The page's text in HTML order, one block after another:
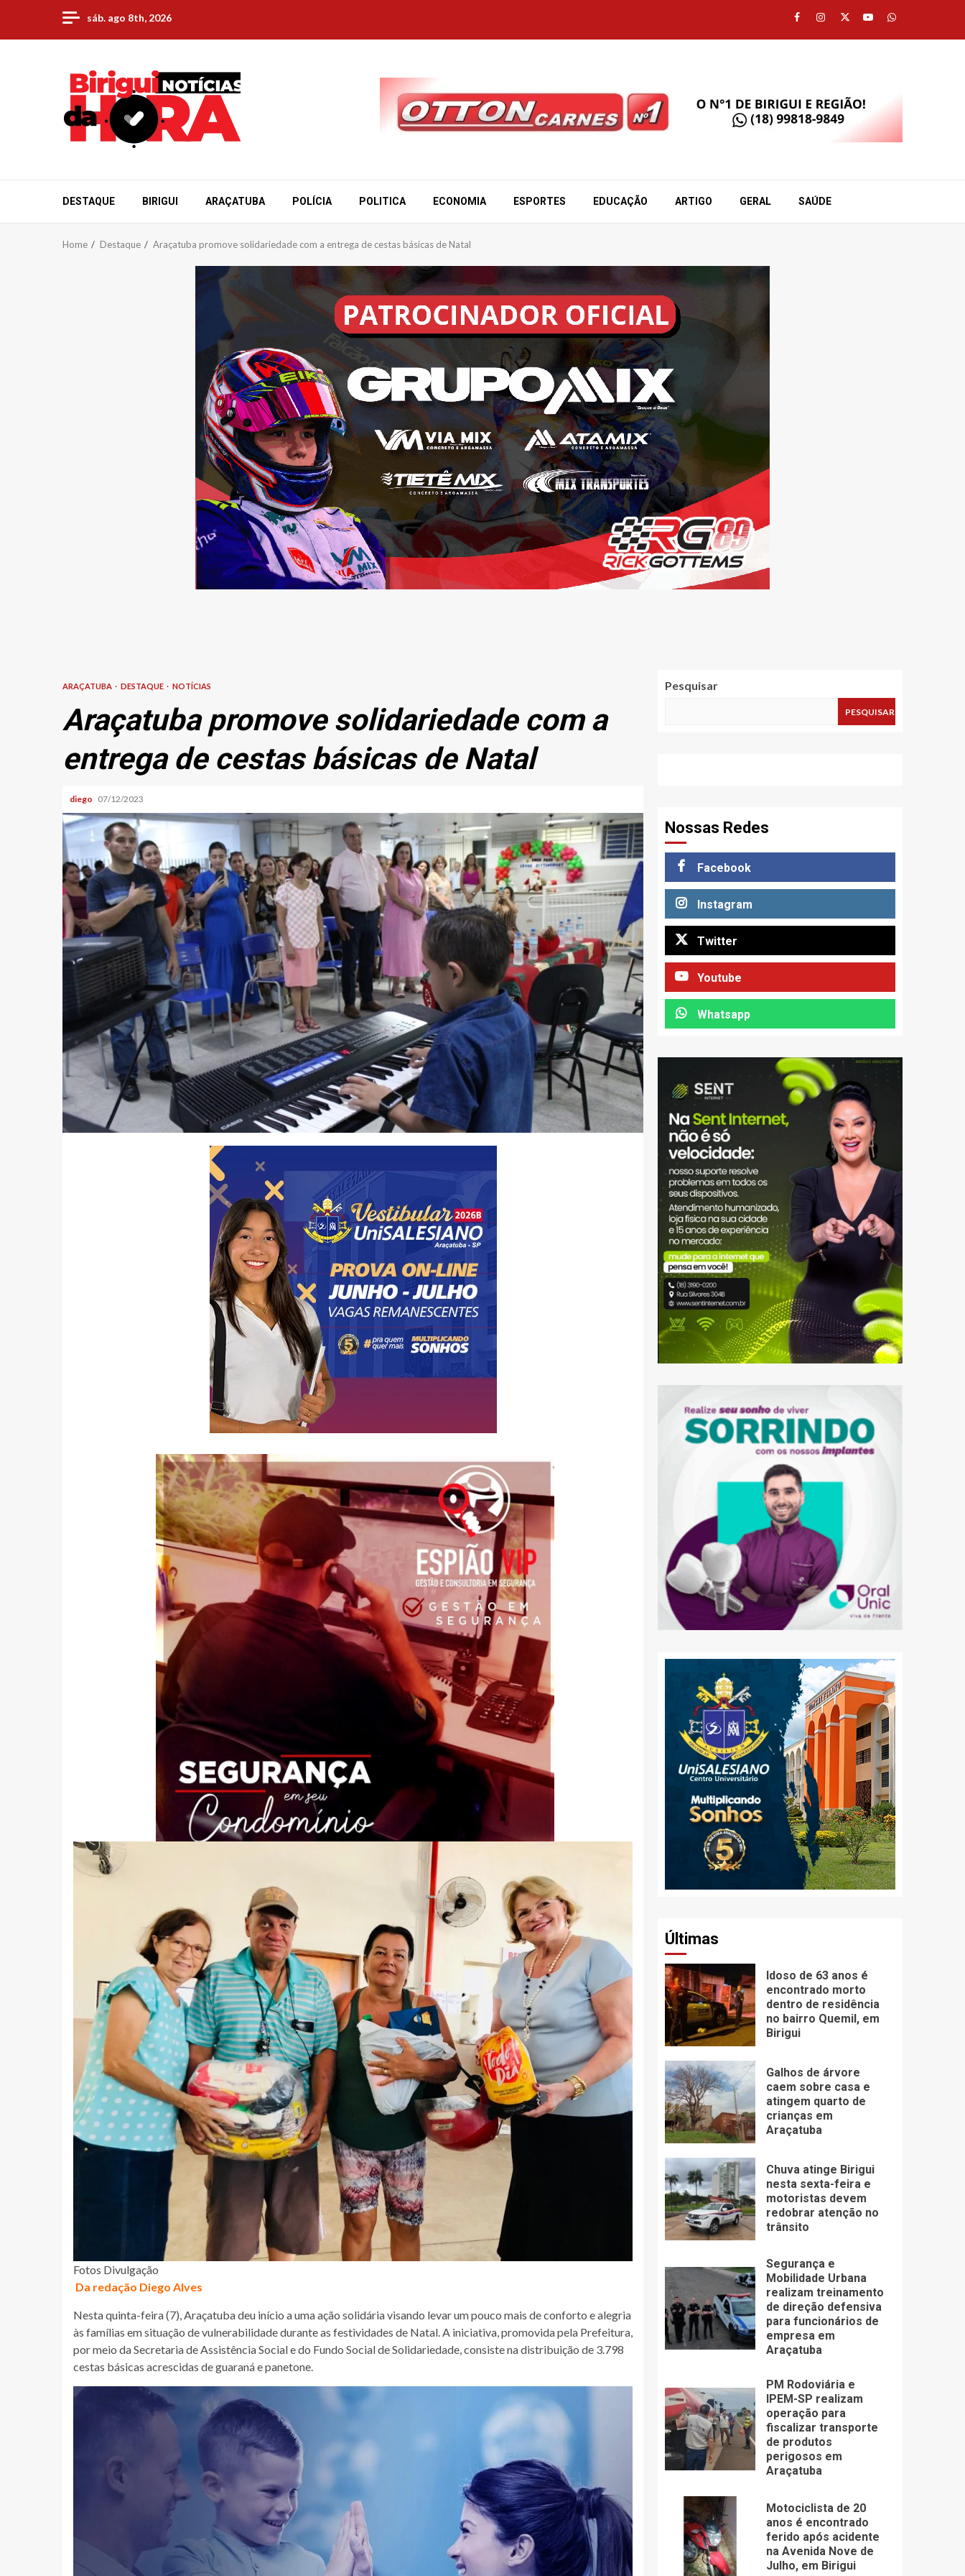
content
sáb. ago 8th, 2026 Facebook
Instagram
TwitterYoutubeWhatsapp
DESTAQUE BIRIGUI ARAÇATUBA POLÍCIA POLITICA ECONOMIA ESPORTES EDUCAÇÃO ARTIGO GERAL SAÚDE
Home Destaque Araçatuba promove solidariedade com a entrega de cestas básicas de Natal
ARAÇATUBA DESTAQUE NOTÍCIAS
Araçatuba promove solidariedade com a
entrega de cestas básicas de Natal
diego 07/12/2023
Fotos Divulgação
Da redação Diego Alves
Nesta quinta-feira (7), Araçatuba deu início a uma ação solidária visando levar um pouco mais de conforto e alegria
às famílias em situação de vulnerabilidade durante as festividades de Natal. A iniciativa, promovida pela Prefeitura,
por meio da Secretaria de Assistência Social e do Fundo Social de Solidariedade, consiste na distribuição de 3.798
cestas básicas acrescidas de guaraná e panetone.
Pesquisar
PESQUISAR
Nossas Redes
Facebook
Instagram
Twitter
Youtube
Whatsapp
Últimas
Idoso de 63 anos é
encontrado morto
dentro de residência
no bairro Quemil, em
Birigui
Galhos de árvore
caem sobre casa e
atingem quarto de
crianças em
Araçatuba
Chuva atinge Birigui
nesta sexta-feira e
motoristas devem
redobrar atenção no
trânsito
Segurança e
Mobilidade Urbana
realizam treinamento
de direção defensiva
para funcionários de
empresa em
Araçatuba
PM Rodoviária e
IPEM-SP realizam
operação para
fiscalizar transporte
de produtos
perigosos em
Araçatuba
Motociclista de 20
anos é encontrado
ferido após acidente
na Avenida Nove de
Julho, em Birigui